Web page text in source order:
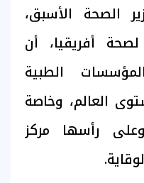
الصحة الأسبق،
أفريقيا، أن
الطبية
العالم، وخاصة
رأسها مركز